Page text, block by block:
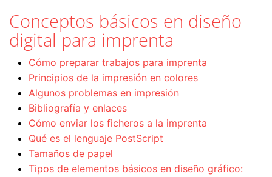
Conceptos básicos en diseño
digital para imprenta
Cómo preparar trabajos para imprenta
Principios de la impresión en colores
Algunos problemas en impresión
Bibliografía y enlaces
Cómo enviar los ficheros a la imprenta
Qué es el lenguaje PostScript
Tamaños de papel
Tipos de elementos básicos en diseño gráfico: